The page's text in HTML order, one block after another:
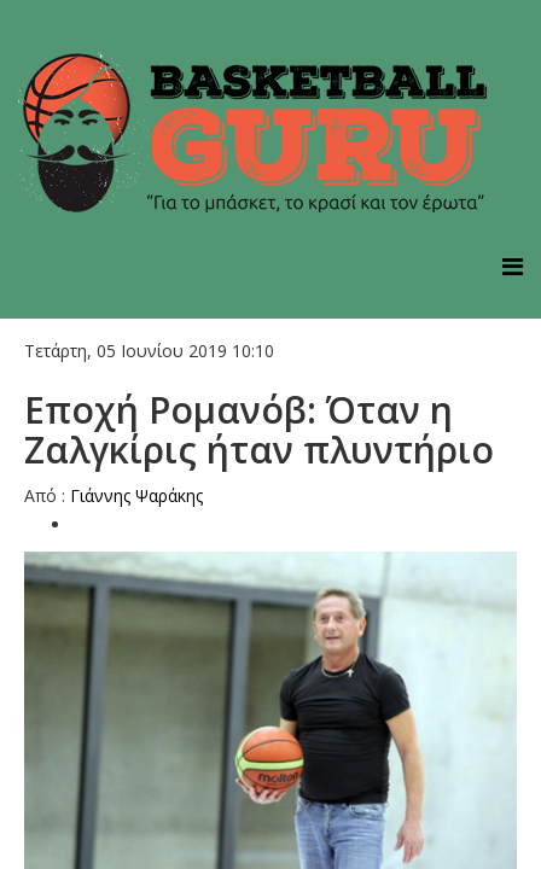
Τετάρτη, 05 Ιουνίου 2019 10:10
Εποχή Ρομανόβ: Όταν η
Ζαλγκίρις ήταν πλυντήριο
Από : Γιάννης Ψαράκης